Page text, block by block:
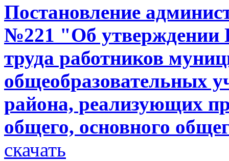
Постановление
№221 "Об утверждении
труда работников
общеобразовательных
района, реализующих
общего, основного
скачать